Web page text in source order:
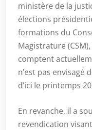
ministère de la
élections
formations du
Magistrature
comptent
n’est pas
d’ici le printemps
En revanche, il a
revendication